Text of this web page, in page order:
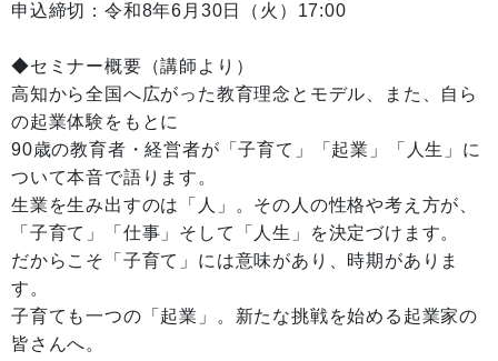
申込締切：令和8年6月30日（火）17:00
◆セミナー概要（講師より）
高知から全国へ広がった教育理念とモデル、また、自ら
の起業体験をもとに
90歳の教育者・経営者が「子育て」「起業」「人生」に
ついて本音で語ります。
生業を生み出すのは「人」。その人の性格や考え方が、
「子育て」「仕事」そして「人生」を決定づけます。
だからこそ「子育て」には意味があり、時期がありま
す。
子育ても一つの「起業」。新たな挑戦を始める起業家の
皆さんへ。